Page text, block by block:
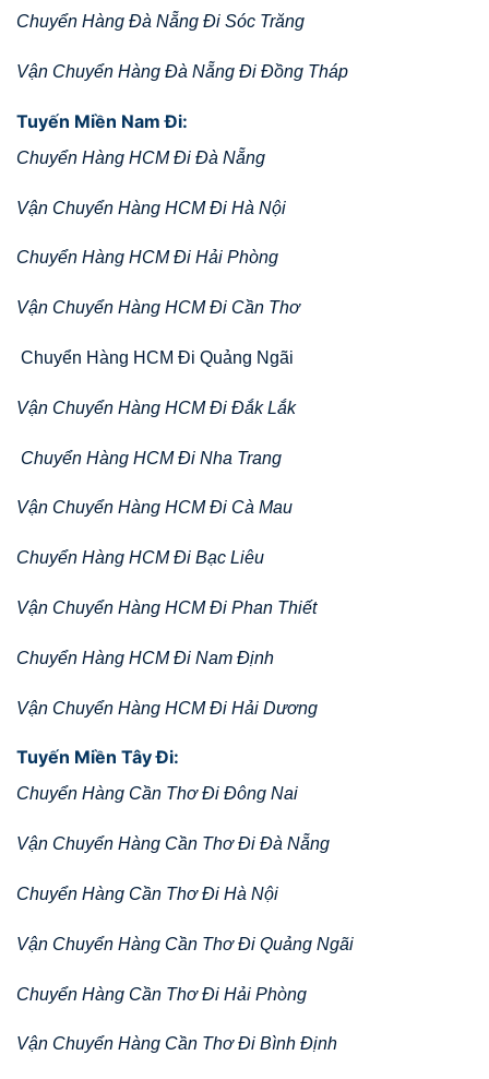
Chuyển Hàng Đà Nẵng Đi Sóc Trăng
Vận Chuyển Hàng Đà Nẵng Đi Đồng Tháp
Tuyến Miền Nam Đi:
Chuyển Hàng HCM Đi Đà Nẵng
Vận Chuyển Hàng HCM Đi Hà Nội
Chuyển Hàng HCM Đi Hải Phòng
Vận Chuyển Hàng HCM Đi Cần Thơ
Chuyển Hàng HCM Đi Quảng Ngãi
Vận Chuyển Hàng HCM Đi Đắk Lắk
Chuyển Hàng HCM Đi Nha Trang
Vận Chuyển Hàng HCM Đi Cà Mau
Chuyển Hàng HCM Đi Bạc Liêu
Vận Chuyển Hàng HCM Đi Phan Thiết
Chuyển Hàng HCM Đi Nam Định
Vận Chuyển Hàng HCM Đi Hải Dương
Tuyến Miền Tây Đi:
Chuyển Hàng Cần Thơ Đi Đông Nai
Vận Chuyển Hàng Cần Thơ Đi Đà Nẵng
Chuyển Hàng Cần Thơ Đi Hà Nội
Vận Chuyển Hàng Cần Thơ Đi Quảng Ngãi
Chuyển Hàng Cần Thơ Đi Hải Phòng
Vận Chuyển Hàng Cần Thơ Đi Bình Định